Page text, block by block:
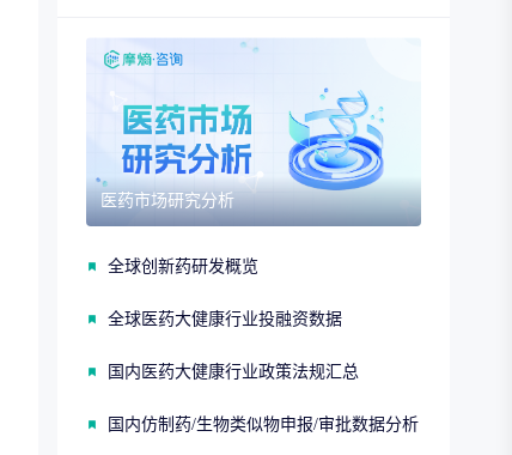
医药市场研究分析
全球创新药研发概览
全球医药大健康行业投融资数据
国内医药大健康行业政策法规汇总
国内仿制药/生物类似物申报/审批数据分析